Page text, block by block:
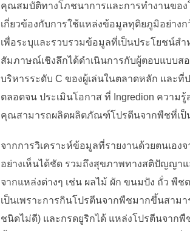
คุณสมบัติทางโภชนาการและการทำงานของ
เกี่ยวข้องกับการใช้แหล่งข้อมูลทุติยภูมิอย่างก
เพื่อระบุและรวบรวมข้อมูลที่เป็นประโยชน์ส
สัมภาษณ์เชิงลึกได้ดำเนินการกับผู้ตอบแบบส
บริหารระดับ C ของผู้เล่นในตลาดหลัก และ
ตลอดจน ประเมินโอกาส ที่ Ingredion ความ
คุณสามารถผลิตผลิตภัณฑ์โปรตีนจากพืชที่เป็
จากการวิเคราะห์ข้อมูลที่รายงานด้วยตนเอง
อย่างเห็นได้ชัด รวมถึงสุขภาพทางสติปัญญา
จากแหล่งต่างๆ เช่น ผลไม้ ผัก ขนมปัง ถั่ว พื
เป็นเพราะการกินโปรตีนจากพืชมากขึ้นสาม
ชนิดไม่ดี) และกรดยูริกได้ แหล่งโปรตีนจากพื